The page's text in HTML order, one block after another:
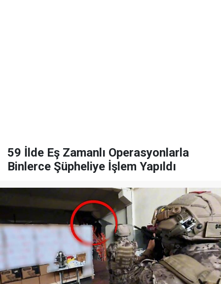
59 İlde Eş Zamanlı Operasyonlarla
Binlerce Şüpheliye İşlem Yapıldı